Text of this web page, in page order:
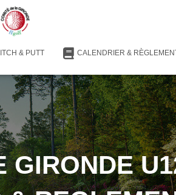
& PUTT CALENDRIER &
GIRONDE